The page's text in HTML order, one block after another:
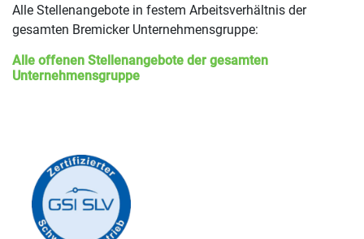
Alle Stellenangebote in festem Arbeitsverhältnis der
gesamten Bremicker Unternehmensgruppe:
Alle offenen Stellenangebote der gesamten
Unternehmensgruppe